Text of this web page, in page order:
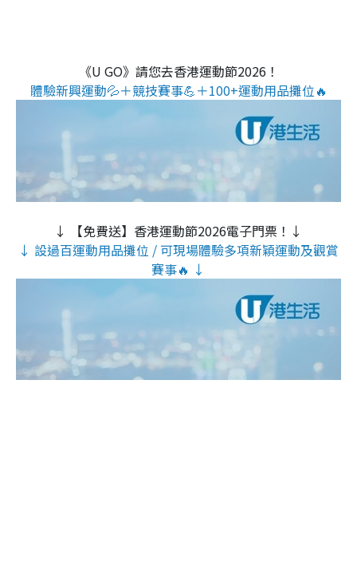
《U GO》請您去香港運動節2026！
體驗新興運動💦＋競技賽事💪＋100+運動用品攤位🔥
↓ 【免費送】香港運動節2026電子門票！↓
↓ 設過百運動用品攤位 / 可現場體驗多項新穎運動及觀賞
賽事🔥 ↓